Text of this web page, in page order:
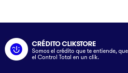
CRÉDITO CLIKSTORE
Somos el crédito que te entiende,
el Control Total en un clik.